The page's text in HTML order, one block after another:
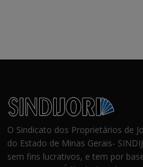
O Sindicato dos Proprietários de
do Estado de Minas Gerais-
sem fins lucrativos, e tem por